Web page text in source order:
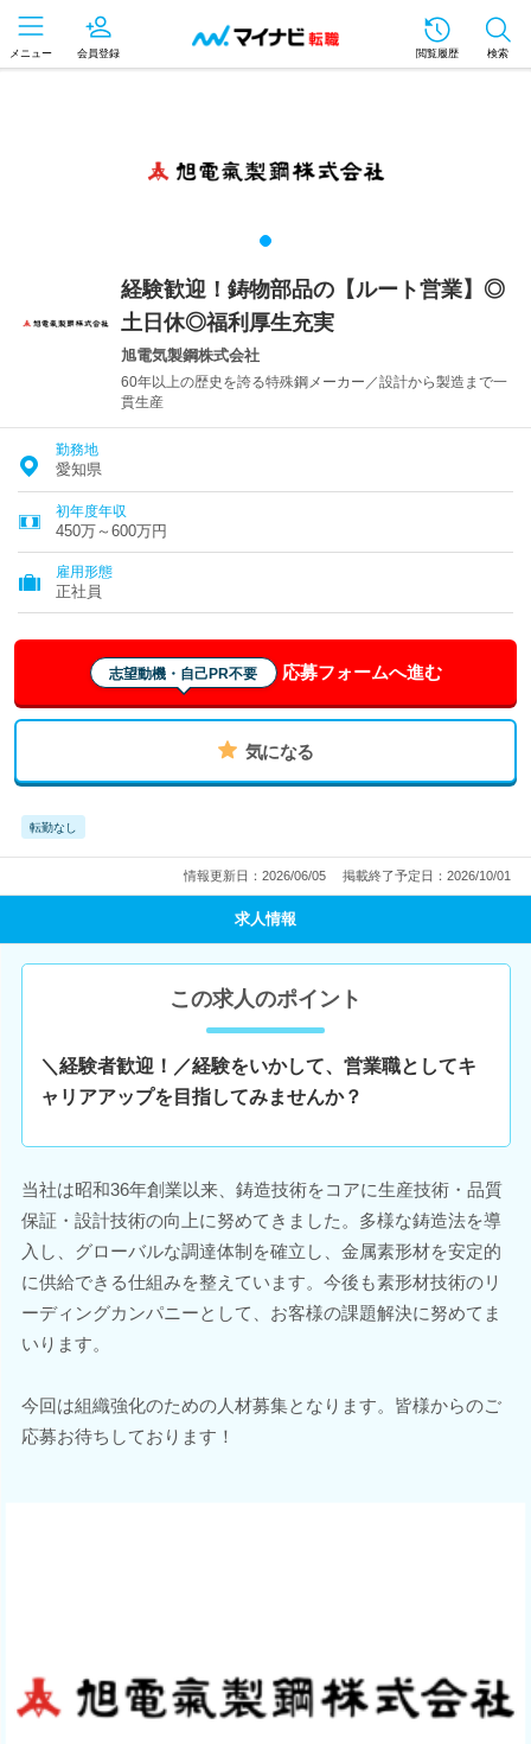
メニュー 会員登録 閲覧履歴 検索
経験歓迎！鋳物部品の【ルート営業】◎
土日休◎福利厚生充実
旭電気製鋼株式会社
60年以上の歴史を誇る特殊鋼メーカー／設計から製造まで一
貫生産
勤務地
愛知県
初年度年収
450万～600万円
雇用形態
正社員
志望動機・自己PR不要 応募フォームへ進む
気になる
転勤なし
情報更新日：2026/06/05 掲載終了予定日：2026/10/01
求人情報
この求人のポイント
＼経験者歓迎！／経験をいかして、営業職としてキ
ャリアアップを目指してみませんか？
当社は昭和36年創業以来、鋳造技術をコアに生産技術・品質
保証・設計技術の向上に努めてきました。多様な鋳造法を導
入し、グローバルな調達体制を確立し、金属素形材を安定的
に供給できる仕組みを整えています。今後も素形材技術のリ
ーディングカンパニーとして、お客様の課題解決に努めてま
いります。
今回は組織強化のための人材募集となります。皆様からのご
応募お待ちしております！